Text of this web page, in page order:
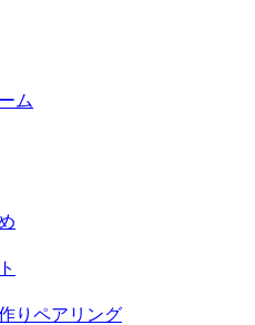
ム
りペアリング